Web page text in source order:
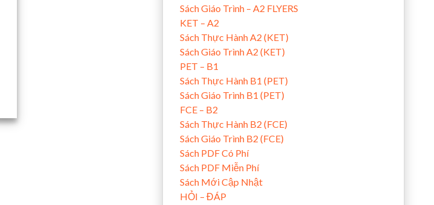
Sách Giáo Trình – A2 FLYERS
KET – A2
Sách Thực Hành A2 (KET)
Sách Giáo Trình A2 (KET)
PET – B1
Sách Thực Hành B1 (PET)
Sách Giáo Trình B1 (PET)
FCE – B2
Sách Thực Hành B2 (FCE)
Sách Giáo Trình B2 (FCE)
Sách PDF Có Phí
Sách PDF Miễn Phí
Sách Mới Cập Nhật
HỎI – ĐÁP